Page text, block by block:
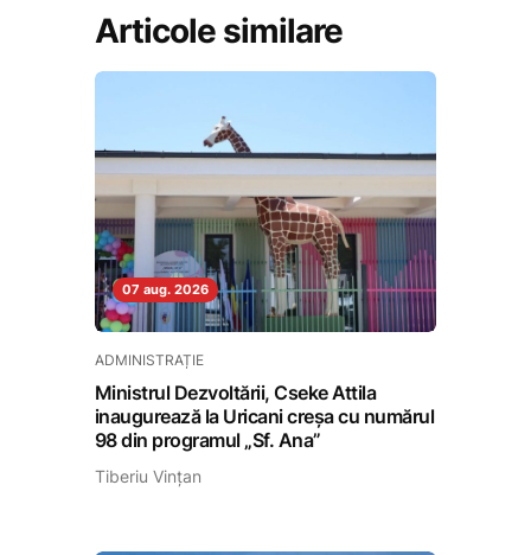
Articole similare
07 aug. 2026
ADMINISTRAȚIE
Ministrul Dezvoltării, Cseke Attila
inaugurează la Uricani creșa cu numărul
98 din programul „Sf. Ana”
Tiberiu Vințan